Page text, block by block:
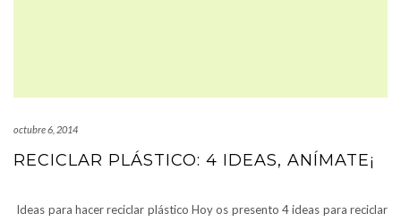
octubre 6, 2014
RECICLAR PLÁSTICO: 4 IDEAS, ANÍMATE¡
Ideas para hacer reciclar plástico Hoy os presento 4 ideas para reciclar